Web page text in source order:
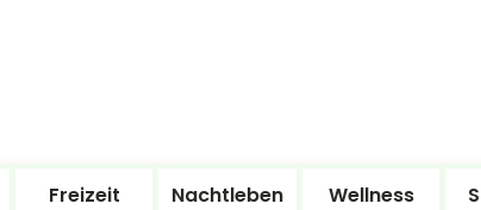
Freizeit Nachtleben Wellness